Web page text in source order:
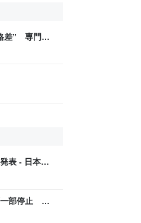
差” 専門家
ン
表 - 日本経
一部停止